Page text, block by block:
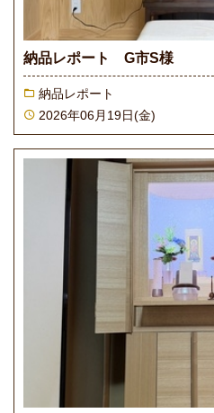
納品レポート G市S様
納品レポート
2026年06月19日(金)